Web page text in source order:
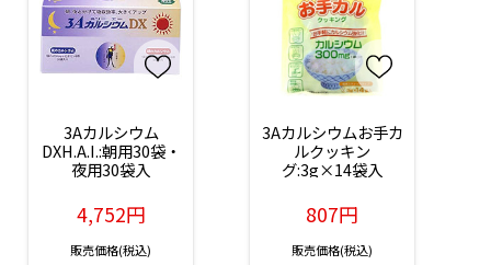
3Aカルシウム
DXH.A.I.:朝用30袋・
夜用30袋入
4,752円
販売価格(税込)
3Aカルシウムお手カ
ルクッキン
グ:3g×14袋入
807円
販売価格(税込)